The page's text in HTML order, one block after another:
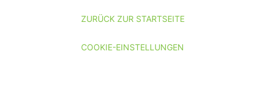
ZURÜCK ZUR STARTSEITE
COOKIE-EINSTELLUNGEN